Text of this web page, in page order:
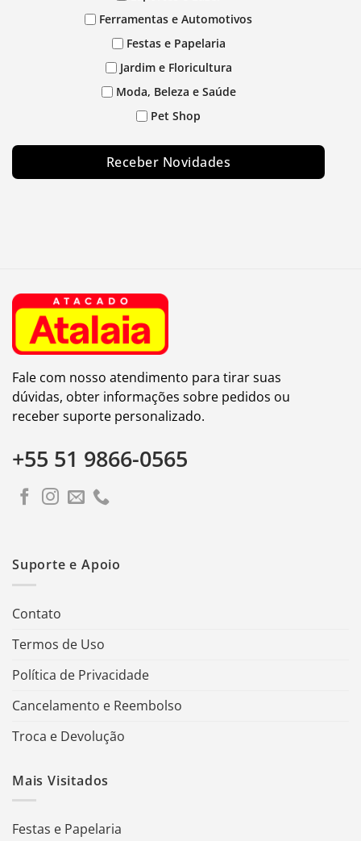
Ferramentas e Automotivos
Festas e Papelaria
Jardim e Floricultura
Moda, Beleza e Saúde
Pet Shop
Receber Novidades
Fale com nosso atendimento para tirar suas
dúvidas, obter informações sobre pedidos ou
receber suporte personalizado.
+55 51 9866-0565
Suporte e Apoio
Contato
Termos de Uso
Política de Privacidade
Cancelamento e Reembolso
Troca e Devolução
Mais Visitados
Festas e Papelaria